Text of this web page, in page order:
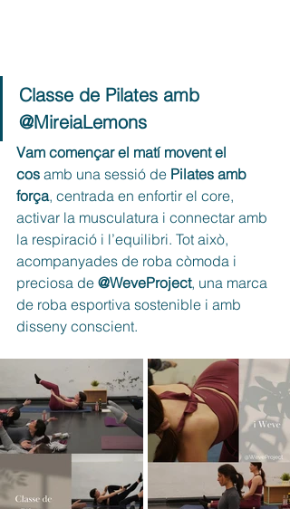
Classe de Pilates amb
@MireiaLemons
Vam començar el matí movent el
cos amb una sessió de Pilates amb
força, centrada en enfortir el core,
activar la musculatura i connectar amb
la respiració i l’equilibri. Tot això,
acompanyades de roba còmoda i
preciosa de @WeveProject, una marca
de roba esportiva sostenible i amb
disseny conscient.